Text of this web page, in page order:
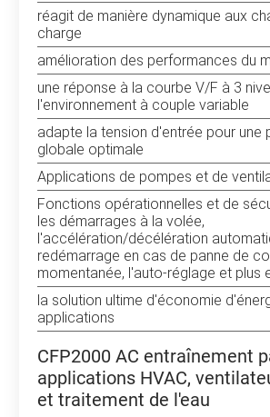
réagit de manière dynamique aux
charge
amélioration des performances du
une réponse à la courbe V/F à 3
l'environnement à couple variable
adapte la tension d'entrée pour une
globale optimale
Applications de pompes et de
Fonctions opérationnelles et de
les démarrages à la volée,
l'accélération/décélération
redémarrage en cas de panne de
momentanée, l'auto-réglage et plus
la solution ultime d'économie
applications
CFP2000 AC entraînement
applications HVAC,
et traitement de l'eau